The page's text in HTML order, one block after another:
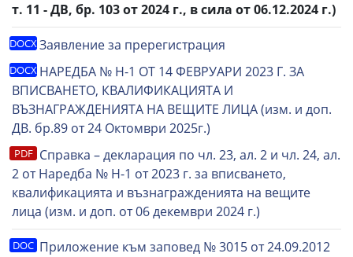
т. 11 - ДВ, бр. 103 от 2024 г., в сила от 06.12.2024 г.)
Заявление за пререгистрация
НАРЕДБА № Н-1 ОТ 14 ФЕВРУАРИ 2023 Г. ЗА
ВПИСВАНЕТО, КВАЛИФИКАЦИЯТА И
ВЪЗНАГРАЖДЕНИЯТА НА ВЕЩИТЕ ЛИЦА (изм. и доп.
ДВ. бр.89 от 24 Октомври 2025г.)
Справка – декларация по чл. 23, ал. 2 и чл. 24, ал.
2 от Наредба № Н-1 от 2023 г. за вписването,
квалификацията и възнагражденията на вещите
лица (изм. и доп. от 06 декември 2024 г.)
Приложение към заповед № 3015 от 24.09.2012